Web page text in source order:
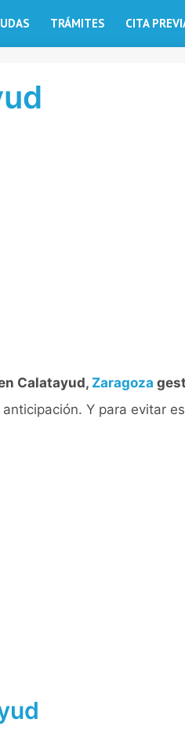
TRÁMITES CITA
Calatayud, Zaragoza
Y para evitar